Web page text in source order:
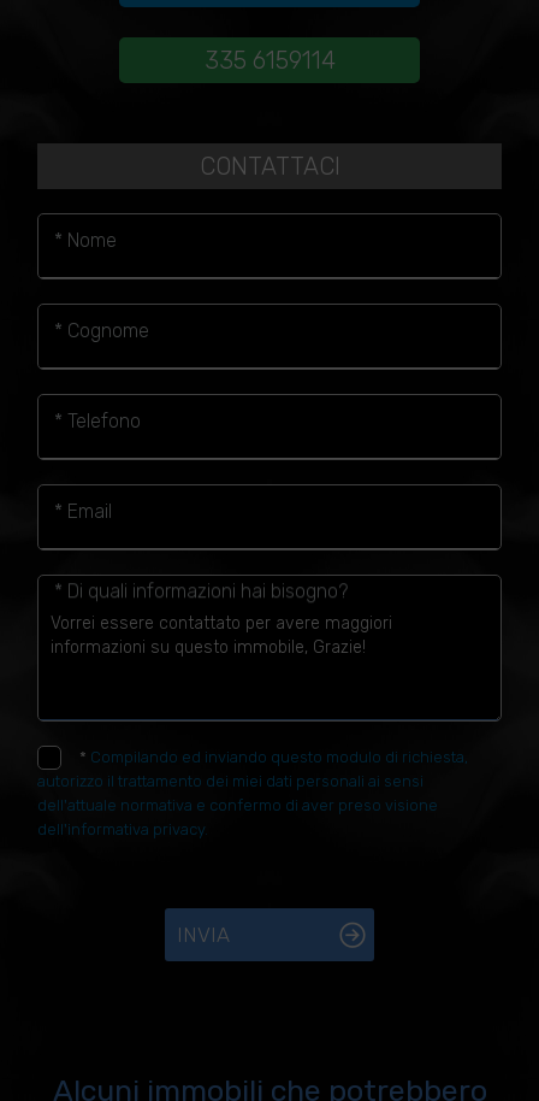
335 6159114
CONTATTACI
* Nome
* Cognome
* Telefono
* Email
* Di quali informazioni hai bisogno?
* Compilando ed inviando questo modulo di richiesta,
autorizzo il trattamento dei miei dati personali ai sensi
dell'attuale normativa e confermo di aver preso visione
dell'informativa privacy.
INVIA
Alcuni immobili che potrebbero